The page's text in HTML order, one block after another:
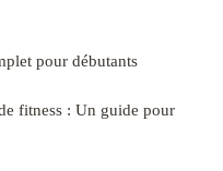
pour débutants
fitness : Un guide pour